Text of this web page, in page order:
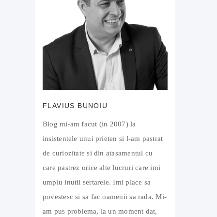
FLAVIUS BUNOIU
Blog mi-am facut (in 2007) la
insistentele unui prieten si l-am pastrat
de curiozitate si din atasamentul cu
care pastrez orice alte lucruri care imi
umplu inutil sertarele. Imi place sa
povestesc si sa fac oamenii sa rada. Mi-
am pus problema, la un moment dat,